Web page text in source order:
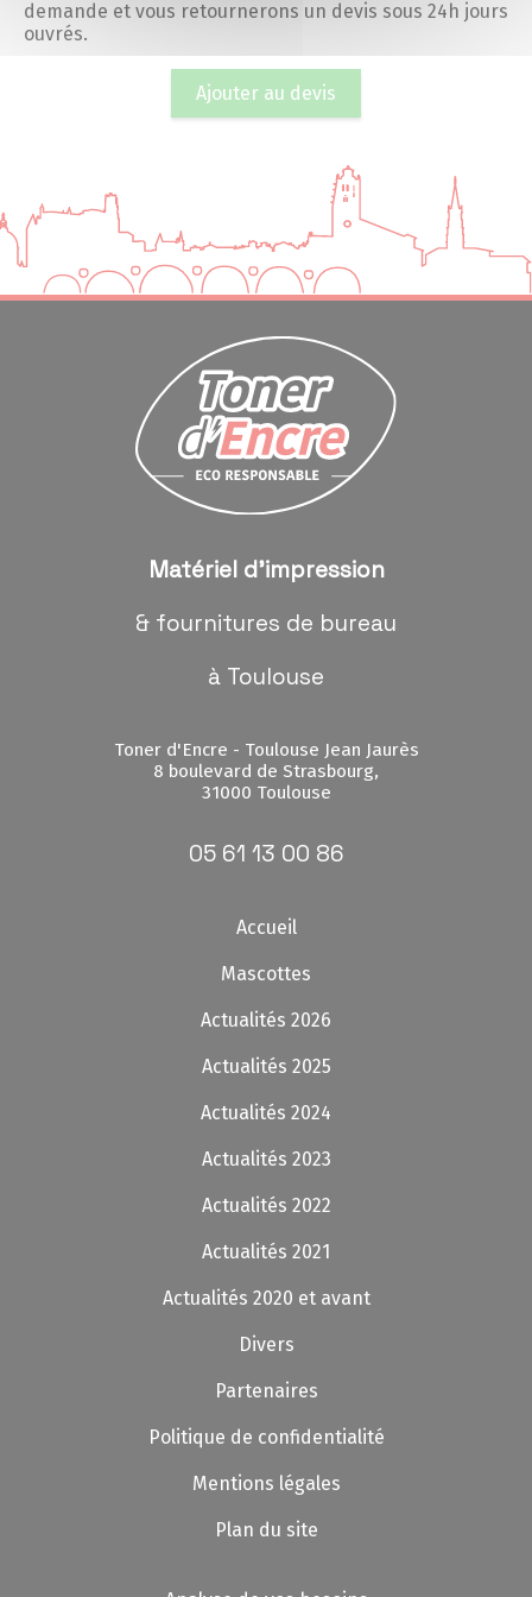
demande et vous retournerons un devis sous 24h jours
ouvrés.
Ajouter au devis
Matériel d'impression
& fournitures de bureau
à Toulouse
Toner d'Encre - Toulouse Jean Jaurès
8 boulevard de Strasbourg,
31000 Toulouse
05 61 13 00 86
Accueil
Mascottes
Actualités 2026
Actualités 2025
Actualités 2024
Actualités 2023
Actualités 2022
Actualités 2021
Actualités 2020 et avant
Divers
Partenaires
Politique de confidentialité
Mentions légales
Plan du site